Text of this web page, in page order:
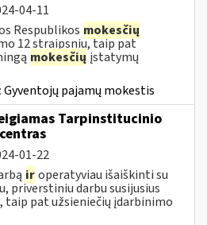
04-11
Respublikos mokesčių
12 straipsniu, taip pat
mokesčių įstatymų
Gyventojų pajamų mokestis
Tarpinstitucinio
01-22
iroperatyviau išaiškinti su
priverstiniu darbu susijusius
taip pat užsieniečių įdarbinimo